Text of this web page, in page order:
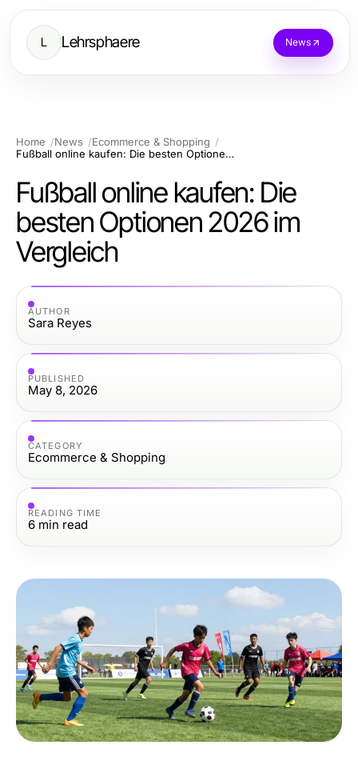
L Lehrsphaere News
Home News
Ecommerce & Shopping
Fußball online kaufen: Die besten Optionen 2026 im Vergleich
Fußball online kaufen: Die
besten Optionen 2026 im
Vergleich
AUTHOR
Sara Reyes
PUBLISHED
May 8, 2026
CATEGORY
Ecommerce & Shopping
READING TIME
6 min read